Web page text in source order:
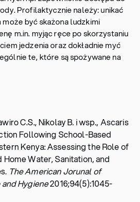
Profilaktycznie należy: unikać
być skażona ludzkimi
m.in. myjąc ręce po skorzystaniu
jedzenia oraz dokładnie myć
te, które są spożywane na
C.S., Nikolay B. i wsp., Ascaris
Following School-Based
Kenya: Assessing the Role of
Water, Sanitation, and
The American Jorunal of
Hygiene2016;94(5):1045-